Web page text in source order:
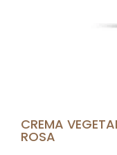
CREMA
ROSA